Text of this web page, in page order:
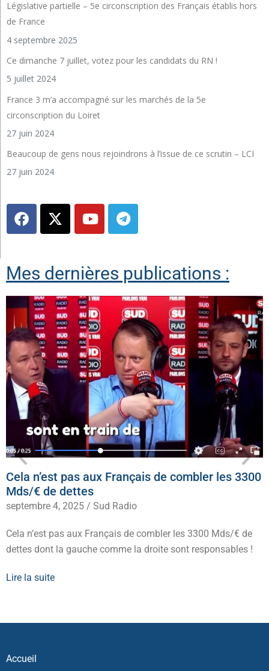
Législative partielle – 5e circonscription des Français établis hors
de France
4 septembre 2025
Ce dimanche 7 juillet, votez pour les candidats du RN !
5 juillet 2024
France 3 m’a accompagné sur les marchés de la 5e
circonscription du Loiret
27 juin 2024
Beaucoup de gens nous rejoindrons à l’issue de ce scrutin – LCI
27 juin 2024
Mes dernières publications :
Cela n’est pas aux Français de combler les 3300
Mds/€ de dettes
septembre 4, 2025 / Sud Radio
Cela n’est pas aux Français de combler les 3300 Mds/€ de
dettes dont la gauche comme la droite sont responsables !
Lire la suite
Accueil